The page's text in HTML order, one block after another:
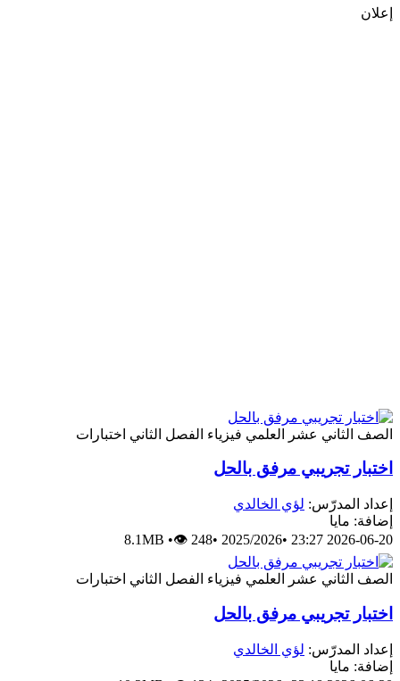
إعلان
الصف الثاني عشر العلمي فيزياء الفصل الثاني اختبارات
اختبار تجريبي مرفق بالحل
إعداد المدرّس: لؤي الخالدي
إضافة: مايا
2026-06-20 23:27
•
2025/2026
•
8.1MB •👁 248
الصف الثاني عشر العلمي فيزياء الفصل الثاني اختبارات
اختبار تجريبي مرفق بالحل
إعداد المدرّس: لؤي الخالدي
إضافة: مايا